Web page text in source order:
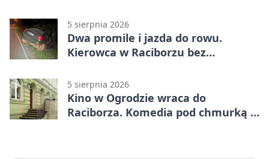
5 sierpnia 2026
Dwa promile i jazda do rowu.
Kierowca w Raciborzu bez
5 sierpnia 2026
Kino w Ogrodzie wraca do
Raciborza. Komedia pod chmurką w